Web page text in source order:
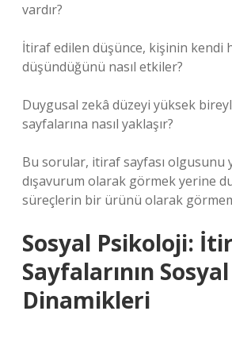
vardır?
İtiraf edilen düşünce, kişinin kendi
düşündüğünü nasıl etkiler?
Duygusal zekâ düzeyi yüksek
sayfalarına nasıl yaklaşır?
Bu sorular, itiraf sayfası olgusunu
dışavurum olarak görmek yerine
süreçlerin bir ürünü olarak
Sosyal Psikoloji:
Sayfalarının Sosyal
Dinamikleri